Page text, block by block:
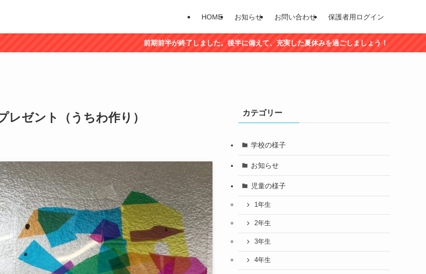
HOME お知らせ お問い合わせ 保護者用ログイン
前期前半が終了しました。後半に備えて、充実した夏休みを過ごしましょう！
ゼント（うちわ作り） カテゴリー
学校の様子
お知らせ
児童の様子
1年生
2年生
3年生
4年生